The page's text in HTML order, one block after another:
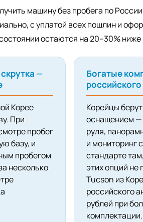
машину без пробега по
с уплатой всех пошлин и
остаются на 20–30%
—
Корее
При
пробег
базу, и
пробегом
несколько
Богатые
Корейцы
оснащением —
руля,
и мониторинг
стандарте
этих опций не
Tucson из
российского
рублей при
комплектации.